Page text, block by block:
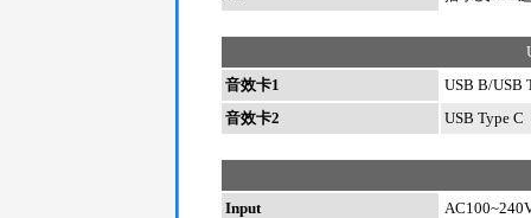
音效卡1
USB B/USB
音效卡2
USB Type C
Input